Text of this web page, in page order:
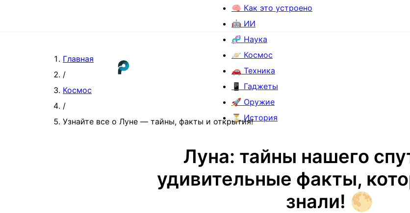
🧠 Как это устроено
🤖 ИИ
🧬 Наука
🪐 Космос
🚗 Техника
📱 Гаджеты
🚀 Оружие
⏳ История
Главная
/
Космос
/
Узнайте все о Луне — тайны, факты и открытия!
Луна: тайны нашего
удивительные факты,
знали! 🌕